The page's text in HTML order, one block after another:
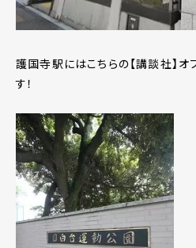
護国寺駅にはこちらの【講談社】
す！